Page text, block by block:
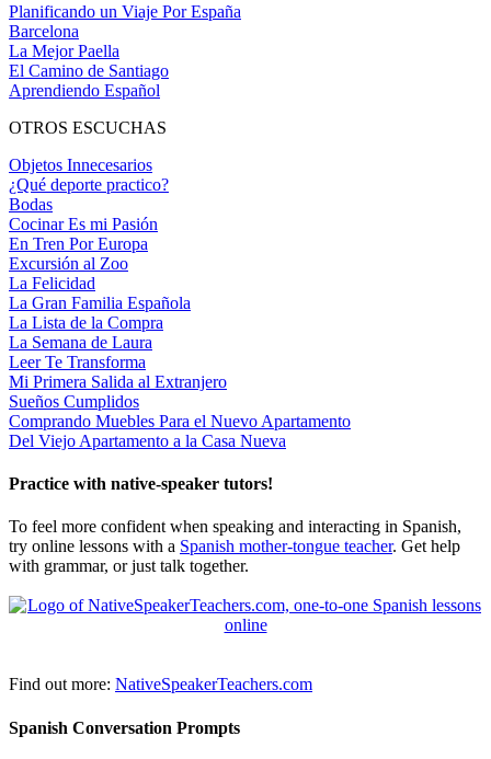
Planificando un Viaje Por España
Barcelona
La Mejor Paella
El Camino de Santiago
Aprendiendo Español
OTROS ESCUCHAS
Objetos Innecesarios
¿Qué deporte practico?
Bodas
Cocinar Es mi Pasión
En Tren Por Europa
Excursión al Zoo
La Felicidad
La Gran Familia Española
La Lista de la Compra
La Semana de Laura
Leer Te Transforma
Mi Primera Salida al Extranjero
Sueños Cumplidos
Comprando Muebles Para el Nuevo Apartamento
Del Viejo Apartamento a la Casa Nueva
Practice with native-speaker tutors!
To feel more confident when speaking and interacting in Spanish,
try online lessons with a Spanish mother-tongue teacher. Get help
with grammar, or just talk together.
Find out more: NativeSpeakerTeachers.com
Spanish Conversation Prompts